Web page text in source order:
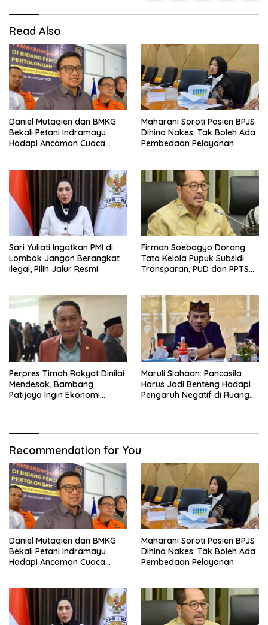
Read Also
Daniel Mutaqien dan BMKG
Bekali Petani Indramayu
Hadapi Ancaman Cuaca
Maharani Soroti Pasien BPJS
Dihina Nakes: Tak Boleh Ada
Pembedaan Pelayanan
Sari Yuliati Ingatkan PMI di
Lombok Jangan Berangkat
Ilegal, Pilih Jalur Resmi
Firman Soebagyo Dorong
Tata Kelola Pupuk Subsidi
Transparan, PUD dan PPTS
Perpres Timah Rakyat Dinilai
Mendesak, Bambang
Patijaya Ingin Ekonomi
Maruli Siahaan: Pancasila
Harus Jadi Benteng Hadapi
Pengaruh Negatif di Ruang
Recommendation for You
Daniel Mutaqien dan BMKG
Bekali Petani Indramayu
Hadapi Ancaman Cuaca
Maharani Soroti Pasien BPJS
Dihina Nakes: Tak Boleh Ada
Pembedaan Pelayanan